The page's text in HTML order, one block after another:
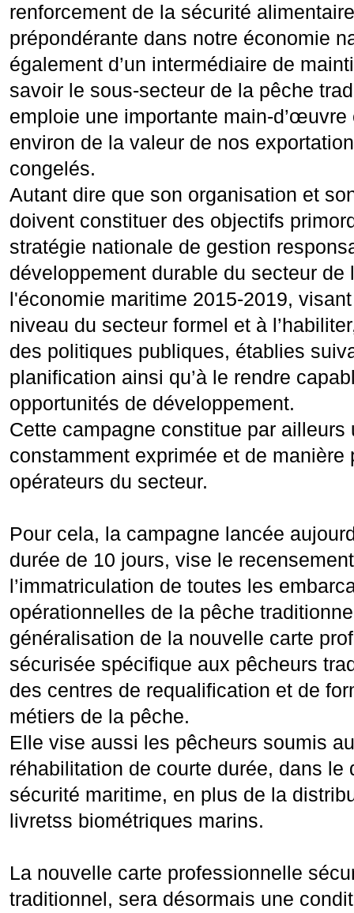
renforcement de la sécurité
prépondérante dans notre économie
également d’un intermédiaire de
savoir le sous-secteur de la pêche
emploie une importante main-d’œuvre
environ de la valeur de nos
congelés.
Autant dire que son organisation et
doivent constituer des objectifs
stratégie nationale de gestion
développement durable du secteur de
l'économie maritime 2015-2019,
niveau du secteur formel et à
des politiques publiques, établies
planification ainsi qu’à le rendre
opportunités de développement.
Cette campagne constitue par ailleurs
constamment exprimée et de manière
opérateurs du secteur.
Pour cela, la campagne lancée
durée de 10 jours, vise le
l’immatriculation de toutes les
opérationnelles de la pêche
généralisation de la nouvelle carte
sécurisée spécifique aux pêcheurs
des centres de requalification et de
métiers de la pêche.
Elle vise aussi les pêcheurs soumis
réhabilitation de courte durée, dans le
sécurité maritime, en plus de la
livretss biométriques marins.
La nouvelle carte professionnelle
traditionnel, sera désormais une